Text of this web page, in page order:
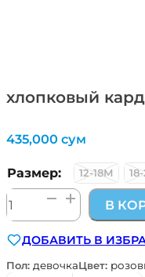
хлопковый
435,000 сум
Размер: 12-18М
Количество
товара
кардиган
с
В
ДОБАВИТЬ В
Пол: девочкаЦвет: